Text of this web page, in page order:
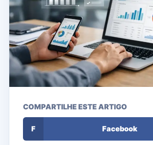
COMPARTILHE ESTE ARTIGO
F Facebook